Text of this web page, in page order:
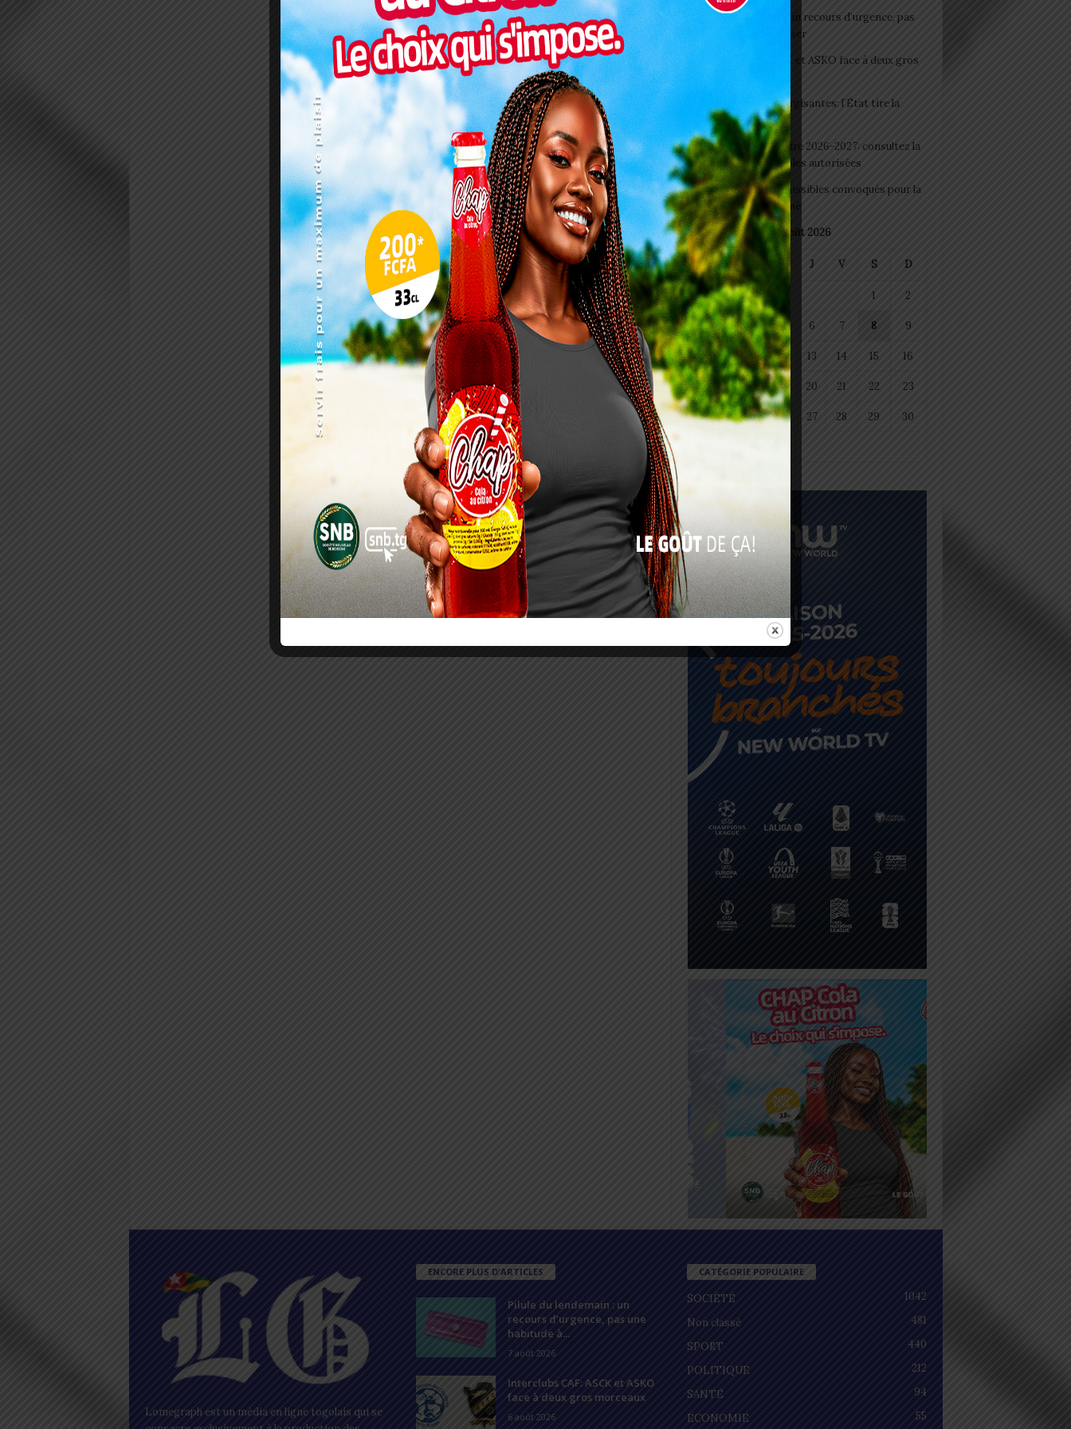
Pilule du lendemain : un recours d’urgence, pas
une habitude à banaliser
Interclubs CAF: ASCK et ASKO face à deux gros
Togo/ Boissons énergisantes: l’État tire la
sonnette d’alarme
Togo/ Rentrée scolaire 2026-2027: consultez la
liste officielle des écoles autorisées
ESSAL 2026 : les admissibles convoqués pour la
visite médicale à Lomé
août 2026
L M M J V S D
1 2
3 4 5 6 7 8 9
10 11 12 13 14 15 16
17 18 19 20 21 22 23
24 25 26 27 28 29 30
Lomegraph est un média en ligne togolais qui se
ENCORE PLUS D'ARTICLES
Pilule du lendemain : un
recours d’urgence, pas une
habitude à...
7 août 2026
Interclubs CAF: ASCK et ASKO
face à deux gros morceaux
6 août 2026
CATÉGORIE POPULAIRE
SOCIÉTÉ
1042
Non classé
481
SPORT
440
POLITIQUE
212
SANTÉ
94
ECONOMIE
55